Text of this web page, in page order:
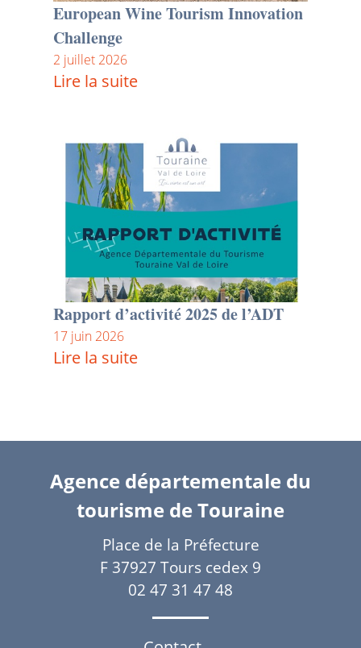
European Wine Tourism Innovation
Challenge
2 juillet 2026
Lire la suite
Rapport d’activité 2025 de l’ADT
17 juin 2026
Lire la suite
Agence départementale du
tourisme de Touraine
Place de la Préfecture
F 37927 Tours cedex 9
02 47 31 47 48